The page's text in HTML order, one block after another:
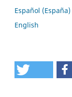
Español (España)
English